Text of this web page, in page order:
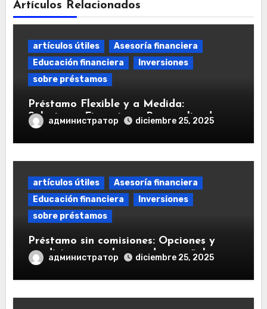
Artículos Relacionados
artículos útiles
Asesoría financiera
Educación financiera
Inversiones
sobre préstamos
Préstamo Flexible y a Medida:
Soluciones Financieras Personalizadas
администратор diciembre 25, 2025
artículos útiles
Asesoría financiera
Educación financiera
Inversiones
sobre préstamos
Préstamo sin comisiones: Opciones y
condiciones en el mercado español
администратор diciembre 25, 2025